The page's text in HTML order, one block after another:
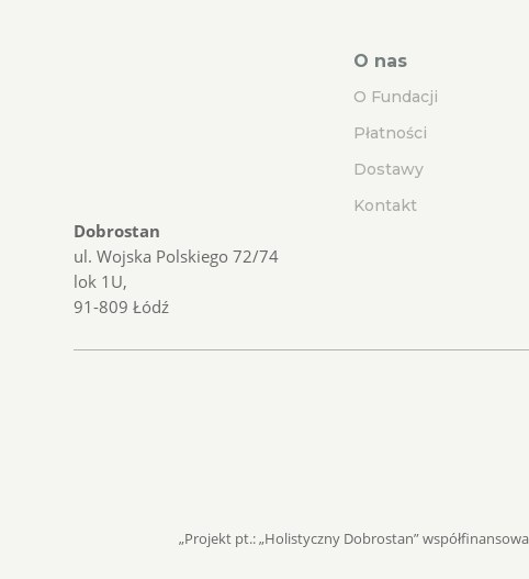
Dobrostan
ul. Wojska Polskiego 72/74
lok 1U,
91-809 Łódź
O nas
O Fundacji
Płatności
Dostawy
Kontakt
„Projekt pt.: „Holistyczny Dobrostan”